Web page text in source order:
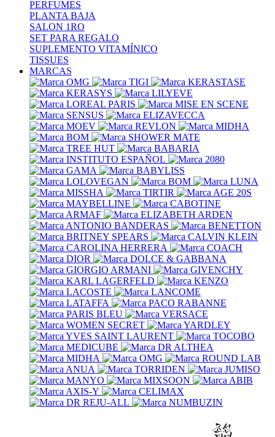
PERFUMES
PLANTA BAJA
SALON 1RO
SET PARA REGALO
SUPLEMENTO VITAMÍNICO
TISSUES
MARCAS